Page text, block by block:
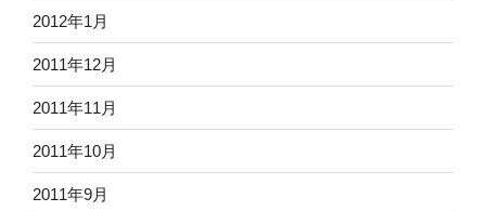
2012年1月
2011年12月
2011年11月
2011年10月
2011年9月